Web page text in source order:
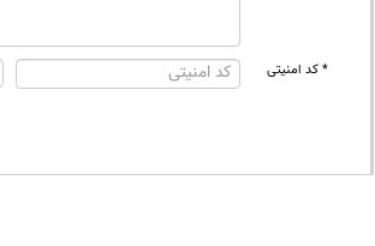
* کد امنیتی